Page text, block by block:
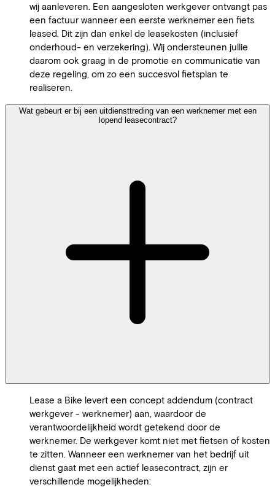
wij aanleveren. Een aangesloten werkgever ontvangt pas
een factuur wanneer een eerste werknemer een fiets
leased. Dit zijn dan enkel de leasekosten (inclusief
onderhoud- en verzekering). Wij ondersteunen jullie
daarom ook graag in de promotie en communicatie van
deze regeling, om zo een succesvol fietsplan te
realiseren.
Wat gebeurt er bij een uitdiensttreding van een werknemer met een
lopend leasecontract?
Lease a Bike levert een concept addendum (contract
werkgever - werknemer) aan, waardoor de
verantwoordelijkheid wordt getekend door de
werknemer. De werkgever komt niet met fietsen of kosten
te zitten. Wanneer een werknemer van het bedrijf uit
dienst gaat met een actief leasecontract, zijn er
verschillende mogelijkheden: